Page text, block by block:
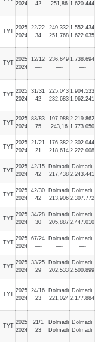
2024
42
251,86 1.620.444
TYT
2025
2024
22/22
34
249,332
251,768
1.552.434
1.622.035
TYT
2025
2024
12/12
—-
236,649
—-
1.738.694
—-
TYT
2025
2024
31/31
42
225,043
232,683
1.904.533
1.962.241
TYT
2025
2024
83/83
75
197,988
243,16
2.219.862
1.773.050
TYT
2025
2024
21/21
21
176,382
218,614
2.302.044
2.222.008
TYT
2025
2024
42/15
42
Dolmadı
217,438
Dolmadı
2.243.441
TYT
2025
2024
42/30
42
Dolmadı
213,906
Dolmadı
2.307.772
TYT
2025
2024
34/28
30
Dolmadı
205,887
Dolmadı
2.447.010
TYT
2025
2024
67/24
—-
Dolmadı
—-
Dolmadı
—-
TYT
2025
2024
33/25
29
Dolmadı
202,533
Dolmadı
2.500.899
TYT
2025
2024
24/16
23
Dolmadı
221,024
Dolmadı
2.177.884
TYT
2025
2024
21/1
23
Dolmadı
Dolmadı
Dolmadı
Dolmadı